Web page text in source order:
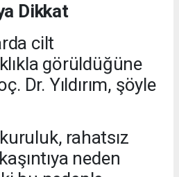
Dikkat
cilt
görüldüğüne
Dr. Yıldırım, şöyle
rahatsız
neden